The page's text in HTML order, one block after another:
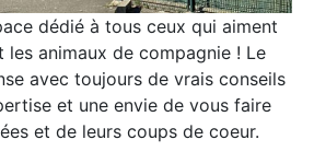
dédié à tous ceux qui aiment
les animaux de compagnie ! Le
avec toujours de vrais conseils
et une envie de vous faire
et de leurs coups de coeur.